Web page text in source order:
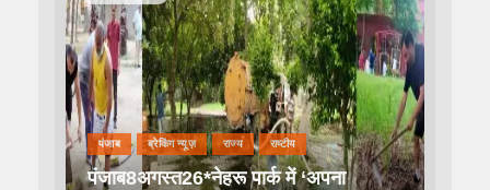
पंजाब ब्रेकिंग न्यूज़ राज्य राष्टीय
पंजाब8अगस्त26*नेहरू पार्क में ‘अपना